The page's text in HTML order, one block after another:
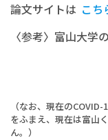
論文サイトは こち
〈参考〉富山大学
（なお、現在の
をふまえ、現在は富山
ん。）